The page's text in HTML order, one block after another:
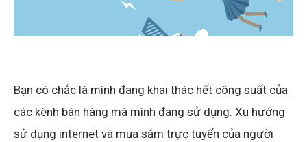
Bạn có chắc là mình đang khai thác hết công suất của
các kênh bán hàng mà mình đang sử dụng. Xu hướng
sử dụng internet và mua sắm trực tuyến của người